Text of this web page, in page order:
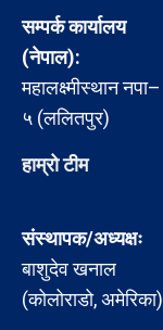
सम्पर्क कार्यालय
(नेपाल):
महालक्ष्मीस्थान नपा–
५ (ललितपुर)
हाम्रो टीम
संस्थापक/अध्यक्षः
बाशुदेव खनाल
(कोलोराडो, अमेरिका)